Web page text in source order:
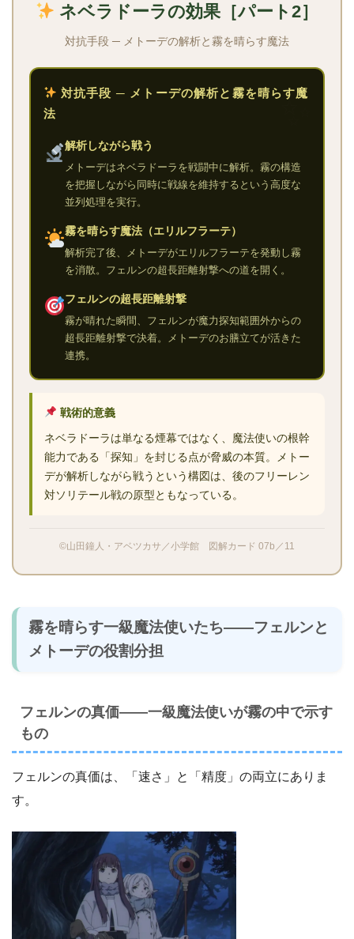
ネベラドーラの効果［パート2］
対抗手段 ─ メトーデの解析と霧を晴らす魔法
対抗手段 ─ メトーデの解析と霧を晴らす魔
法
解析しながら戦う
メトーデはネベラドーラを戦闘中に解析。霧の構造
を把握しながら同時に戦線を維持するという高度な
並列処理を実行。
霧を晴らす魔法（エリルフラーテ）
解析完了後、メトーデがエリルフラーテを発動し霧
を消散。フェルンの超長距離射撃への道を開く。
フェルンの超長距離射撃
霧が晴れた瞬間、フェルンが魔力探知範囲外からの
超長距離射撃で決着。メトーデのお膳立てが活きた
連携。
戦術的意義
ネベラドーラは単なる煙幕ではなく、魔法使いの根幹
能力である「探知」を封じる点が脅威の本質。メトー
デが解析しながら戦うという構図は、後のフリーレン
対ソリテール戦の原型ともなっている。
©山田鐘人・アベツカサ／小学館 図解カード 07b／11
霧を晴らす一級魔法使いたち――フェルンと
メトーデの役割分担
フェルンの真価――一級魔法使いが霧の中で示す
もの
フェルンの真価は、「速さ」と「精度」の両立にありま
す。